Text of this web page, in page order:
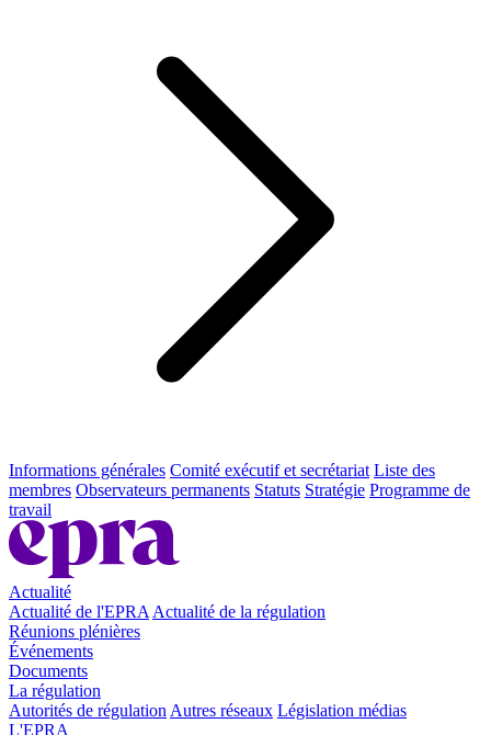
Informations générales Comité exécutif et secrétariat Liste des
membres Observateurs permanents Statuts Stratégie Programme de
travail
Actualité
Actualité de l'EPRA Actualité de la régulation
Réunions plénières
Événements
Documents
La régulation
Autorités de régulation Autres réseaux Législation médias
L'EPRA